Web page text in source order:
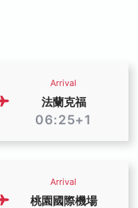
Arrival
法蘭克福
06:25+1
Arrival
桃園國際機場